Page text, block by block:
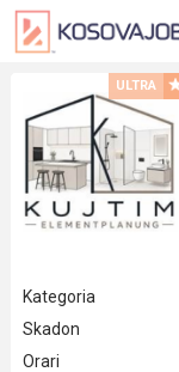
ULTRA
Kategoria
Skadon
Orari